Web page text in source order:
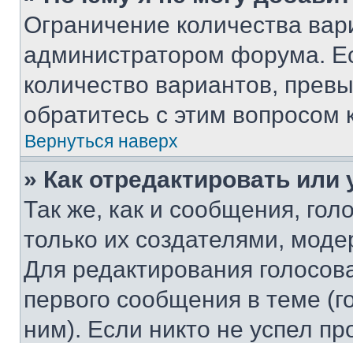
Ограничение количества
администратором форума.
количество вариантов,
обратитесь с этим вопросом
Вернуться наверх
» Как отредактировать
Так же, как и сообщения,
только их создателями,
Для редактирования
первого сообщения в теме
ним). Если никто не успел